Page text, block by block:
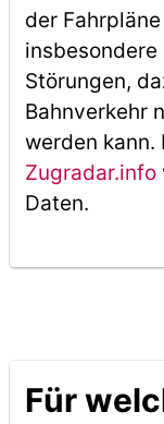
der
Störungen,
Bahnverkehr
werden kann.
Zugradar.info
Daten.
Für